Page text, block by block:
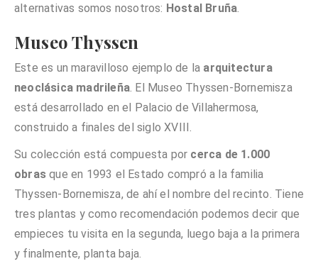
alternativas somos nosotros: Hostal Bruña
Museo Thyssen
Este es un maravilloso ejemplo de la arquitectura
neoclásica madrileña . El Museo Thyssen-Bornemisza
está desarrollado en el Palacio de Villahermosa,
construido a finales del siglo XVIII.
Su colección está compuesta por cerca de 1.000
obrasque en 1993 el Estado compró a la familia
Thyssen-Bornemisza, de ahí el nombre del recinto. Tiene
tres plantas y como recomendación podemos decir que
empieces tu visita en la segunda, luego baja a la primera
y finalmente, planta baja.